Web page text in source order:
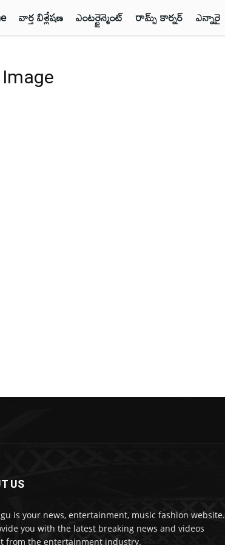
వార్త విశ్లేషణ ఎంటర్టైన్మెంట్ రామ్స్ కార్నర్ ఎన్నారై
US
is your news, entertainment, music fashion website.
you with the latest breaking news and videos
from the entertainment industry.